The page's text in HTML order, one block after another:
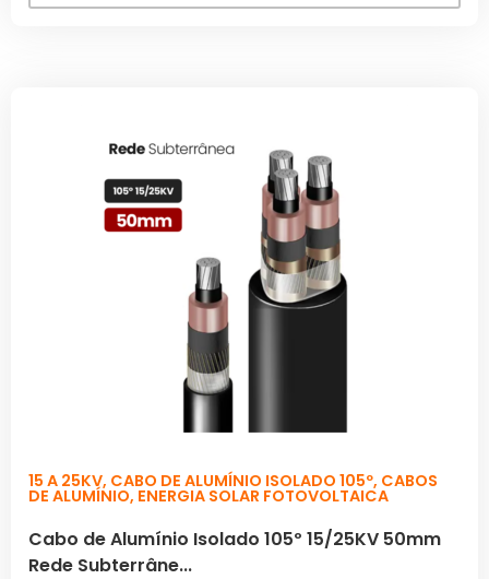
15 A 25KV, CABO DE ALUMÍNIO ISOLADO 105º, CABOS
DE ALUMÍNIO, ENERGIA SOLAR FOTOVOLTAICA
Cabo de Alumínio Isolado 105º 15/25KV 50mm
Rede Subterrâne...